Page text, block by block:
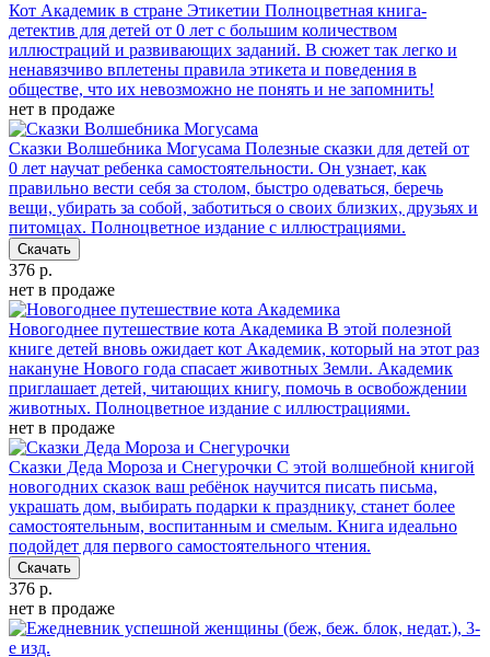
Кот Академик в стране Этикетии Полноцветная книга-
детектив для детей от 0 лет с большим количеством
иллюстраций и развивающих заданий. В сюжет так легко и
ненавязчиво вплетены правила этикета и поведения в
обществе, что их невозможно не понять и не запомнить!
нет в продаже
Сказки Волшебника Могусама Полезные сказки для детей от
0 лет научат ребенка самостоятельности. Он узнает, как
правильно вести себя за столом, быстро одеваться, беречь
вещи, убирать за собой, заботиться о своих близких, друзьях и
питомцах. Полноцветное издание с иллюстрациями.
Скачать
376 р.
нет в продаже
Новогоднее путешествие кота Академика В этой полезной
книге детей вновь ожидает кот Академик, который на этот раз
накануне Нового года спасает животных Земли. Академик
приглашает детей, читающих книгу, помочь в освобождении
животных. Полноцветное издание с иллюстрациями.
нет в продаже
Сказки Деда Мороза и Снегурочки С этой волшебной книгой
новогодних сказок ваш ребёнок научится писать письма,
украшать дом, выбирать подарки к празднику, станет более
самостоятельным, воспитанным и смелым. Книга идеально
подойдет для первого самостоятельного чтения.
Скачать
376 р.
нет в продаже